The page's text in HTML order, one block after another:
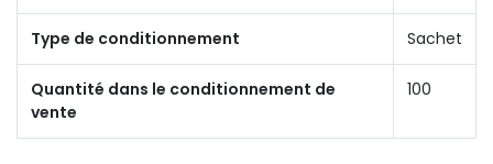
Type de conditionnement Sachet
Quantité dans le conditionnement de
vente
100